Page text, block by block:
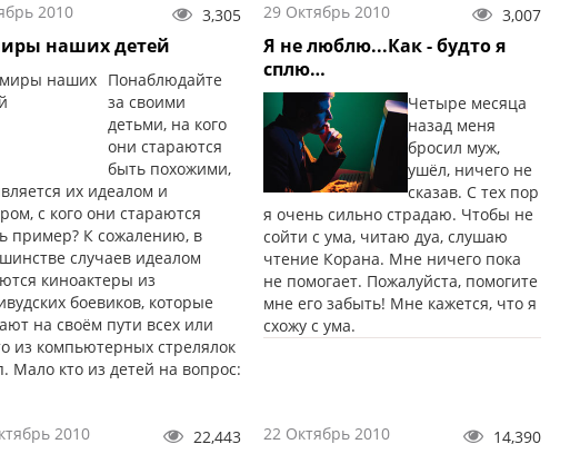
уж говорить тогда о немусульманах,
которые Ислам характеризуют как
очень тяжёлую и излишне
требовательную религию.
2010 3,305
наших детей
Понаблюдайте
за своими
детьми, на кого
они стараются
быть похожими,
их идеалом и
с кого они стараются
пример? К сожалению, в
случаев идеалом
киноактеры из
боевиков, которые
на своём пути всех или
из компьютерных стрелялок
Мало кто из детей на вопрос:
инженером».
29 Октябрь 2010 3,007
Я не люблю...Как - будто я
сплю…
Четыре месяца
назад меня
бросил муж,
ушёл, ничего не
сказав. С тех пор
я очень сильно страдаю. Чтобы не
сойти с ума, читаю дуа, слушаю
чтение Корана. Мне ничего пока
не помогает. Пожалуйста, помогите
мне его забыть! Мне кажется, что я
схожу с ума.
2010 22,443 22 Октябрь 2010 14,390